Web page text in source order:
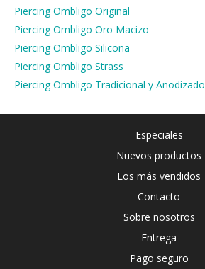
Piercing Ombligo Original
Piercing Ombligo Oro Macizo
Piercing Ombligo Silicona
Piercing Ombligo Strass
Piercing Ombligo Tradicional y Anodizado
Especiales
Nuevos productos
Los más vendidos
Contacto
Sobre nosotros
Entrega
Pago seguro